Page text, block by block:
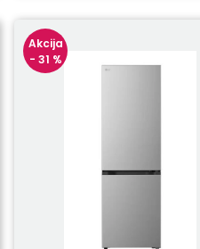
Akcija
- 31 %